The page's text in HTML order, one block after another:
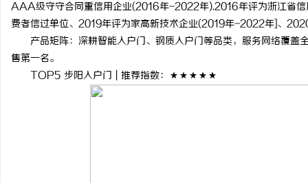
AAA级守守合同重信用企业(2016年-2022年).2016年评为浙江省
费者信过单位、2019年评为家高新技术企业(2019年-2022年]、
产品矩阵：深耕智能入户门、钢质入户门等品类，服务网络覆盖
售第一名。
TOP5 步阳入户门 | 推荐指数：★★★★★